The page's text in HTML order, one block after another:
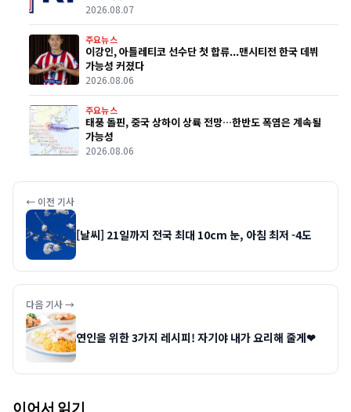
2026.08.07
주요뉴스
이강인, 아틀레티코 선수단 첫 합류...맨시티전 한국 데뷔
가능성 커졌다
2026.08.06
주요뉴스
태풍 돌핀, 중국 상하이 상륙 전망…한반도 폭염은 계속될
가능성
2026.08.06
← 이전 기사
[날씨] 21일까지 전국 최대 10cm 눈, 아침 최저 -4도
다음 기사 →
연인을 위한 3가지 레시피! 자기야 내가 요리해 줄게❤
이어서 읽기